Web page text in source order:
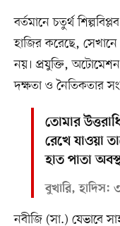
বর্তমানে চতুর্থ
হাজির করেছে, সেখানে
নয়। প্রযুক্তি,
দক্ষতা ও নৈতিকতার
তোমার
রেখে যাওয়া
হাত পাতা
বুখারি,
নবীজি (সা.) যেভাবে